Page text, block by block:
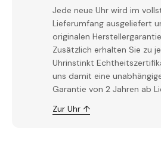
Jede neue Uhr wird im
Lieferumfang ausgeliefert
originalen
Zusätzlich erhalten Sie zu
Uhrinstinkt
uns damit eine
Garantie von 2 Jahren ab
Zur Uhr ↑